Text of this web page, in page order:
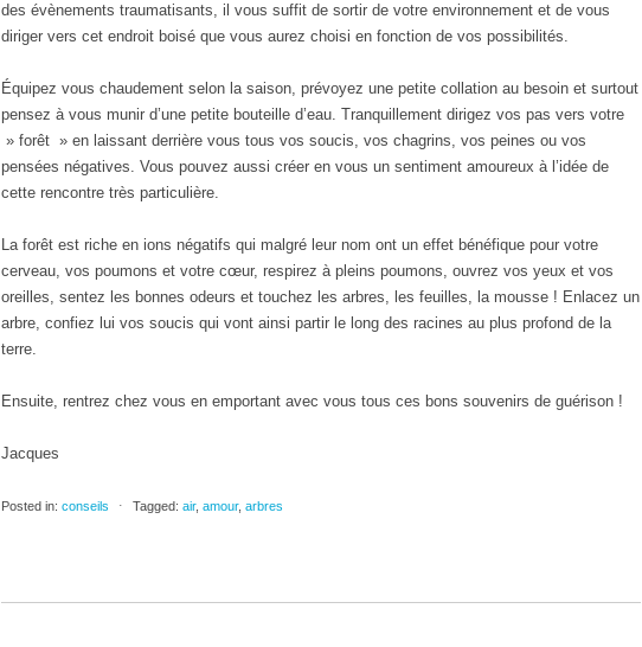
des évènements traumatisants, il vous suffit de sortir de votre environnement et de vous
diriger vers cet endroit boisé que vous aurez choisi en fonction de vos possibilités.
Équipez vous chaudement selon la saison, prévoyez une petite collation au besoin et surtout
pensez à vous munir d’une petite bouteille d’eau. Tranquillement dirigez vos pas vers votre
» forêt » en laissant derrière vous tous vos soucis, vos chagrins, vos peines ou vos
pensées négatives. Vous pouvez aussi créer en vous un sentiment amoureux à l’idée de
cette rencontre très particulière.
La forêt est riche en ions négatifs qui malgré leur nom ont un effet bénéfique pour votre
cerveau, vos poumons et votre cœur, respirez à pleins poumons, ouvrez vos yeux et vos
oreilles, sentez les bonnes odeurs et touchez les arbres, les feuilles, la mousse ! Enlacez un
arbre, confiez lui vos soucis qui vont ainsi partir le long des racines au plus profond de la
terre.
Ensuite, rentrez chez vous en emportant avec vous tous ces bons souvenirs de guérison !
Jacques
Posted in: conseils ⋅ Tagged: air, amour, arbres